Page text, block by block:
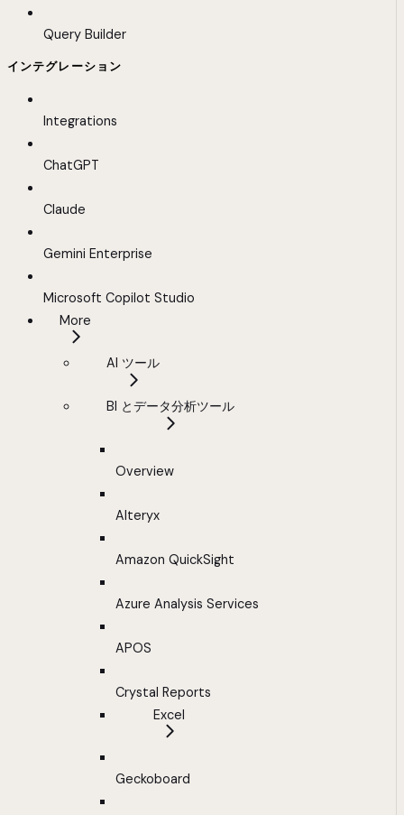
Query Builder
インテグレーション
Integrations
ChatGPT
Claude
Gemini Enterprise
Microsoft Copilot Studio
More
AI ツール
BI とデータ分析ツール
Overview
Alteryx
Amazon QuickSight
Azure Analysis Services
APOS
Crystal Reports
Excel
Geckoboard